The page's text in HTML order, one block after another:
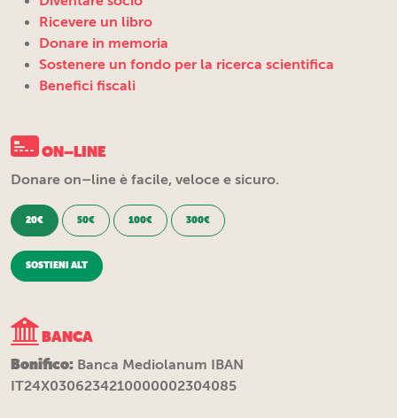
Ricevere un libro
Donare in memoria
Sostenere un fondo per la ricerca scientifica
Benefici fiscali
ON–LINE
Donare on–line è facile, veloce e sicuro.
20€ 50€ 100€ 300€
SOSTIENI ALT
BANCA
Bonifico: Banca Mediolanum IBAN
IT24X0306234210000002304085